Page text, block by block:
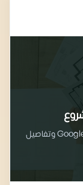
احصل على الموقع الجغرافي الدقيق على Google Maps وتفاصيل